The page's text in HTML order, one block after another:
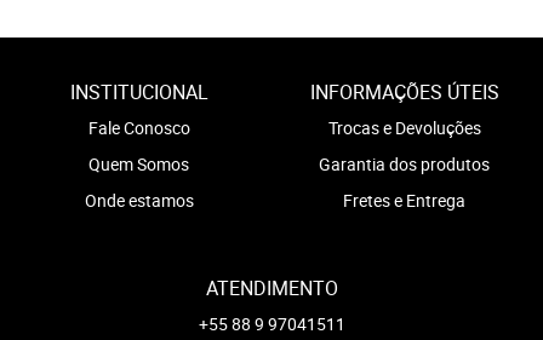
INSTITUCIONAL
Fale Conosco
Quem Somos
Onde estamos
INFORMAÇÕES ÚTEIS
Trocas e Devoluções
Garantia dos produtos
Fretes e Entrega
ATENDIMENTO
+55 88 9 97041511